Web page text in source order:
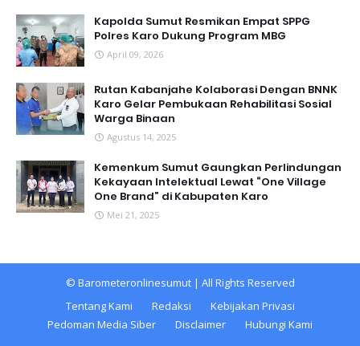
Kapolda Sumut Resmikan Empat SPPG
Polres Karo Dukung Program MBG
April 09, 2026
Rutan Kabanjahe Kolaborasi Dengan BNNK
Karo Gelar Pembukaan Rehabilitasi Sosial
Warga Binaan
Agustus 14, 2025
Kemenkum Sumut Gaungkan Perlindungan
Kekayaan Intelektual Lewat “One Village
One Brand” di Kabupaten Karo
Mei 21, 2025
© Barometeronlinesumut| All Rights Reserved
Tentang Kami
Redaksi
Kebijakan Privasi
Pedoman Media Siber
Disclaimer Hubungi Kami